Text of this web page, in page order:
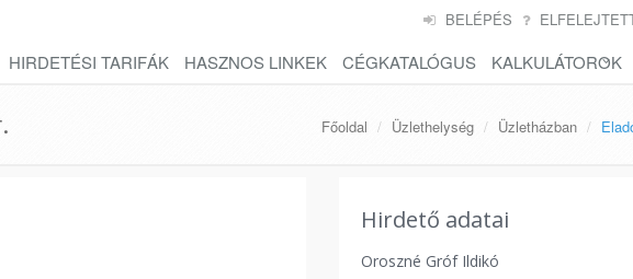
BELÉPÉS
HIRDETÉSI TARIFÁK HASZNOS LINKEK CÉGKATALÓGUS KALKULÁTOROK
Főoldal Üzlethelység Üzletházban
Hirdető adatai
Oroszné Gróf Ildikó